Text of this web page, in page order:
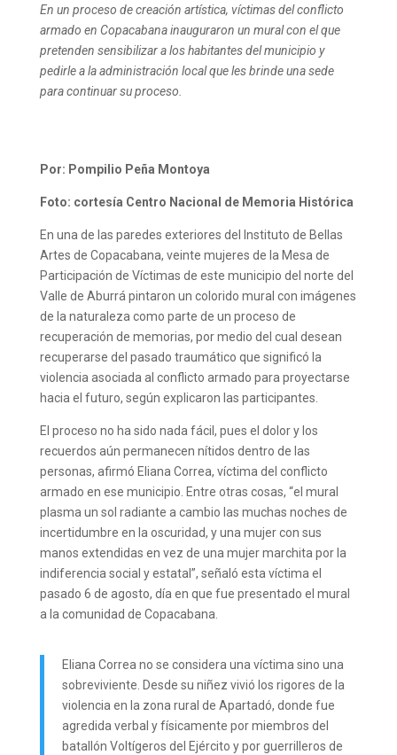
En un proceso de creación artística, víctimas del conflicto
armado en Copacabana inauguraron un mural con el que
pretenden sensibilizar a los habitantes del municipio y
pedirle a la administración local que les brinde una sede
para continuar su proceso.
Por: Pompilio Peña Montoya
Foto: cortesía Centro Nacional de Memoria Histórica
En una de las paredes exteriores del Instituto de Bellas
Artes de Copacabana, veinte mujeres de la Mesa de
Participación de Víctimas de este municipio del norte del
Valle de Aburrá pintaron un colorido mural con imágenes
de la naturaleza como parte de un proceso de
recuperación de memorias, por medio del cual desean
recuperarse del pasado traumático que significó la
violencia asociada al conflicto armado para proyectarse
hacia el futuro, según explicaron las participantes.
El proceso no ha sido nada fácil, pues el dolor y los
recuerdos aún permanecen nítidos dentro de las
personas, afirmó Eliana Correa, víctima del conflicto
armado en ese municipio. Entre otras cosas, “el mural
plasma un sol radiante a cambio las muchas noches de
incertidumbre en la oscuridad, y una mujer con sus
manos extendidas en vez de una mujer marchita por la
indiferencia social y estatal”, señaló esta víctima el
pasado 6 de agosto, día en que fue presentado el mural
a la comunidad de Copacabana.
Eliana Correa no se considera una víctima sino una
sobreviviente. Desde su niñez vivió los rigores de la
violencia en la zona rural de Apartadó, donde fue
agredida verbal y físicamente por miembros del
batallón Voltígeros del Ejército y por guerrilleros de